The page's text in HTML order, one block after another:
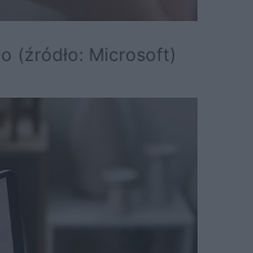
(źródło: Microsoft)